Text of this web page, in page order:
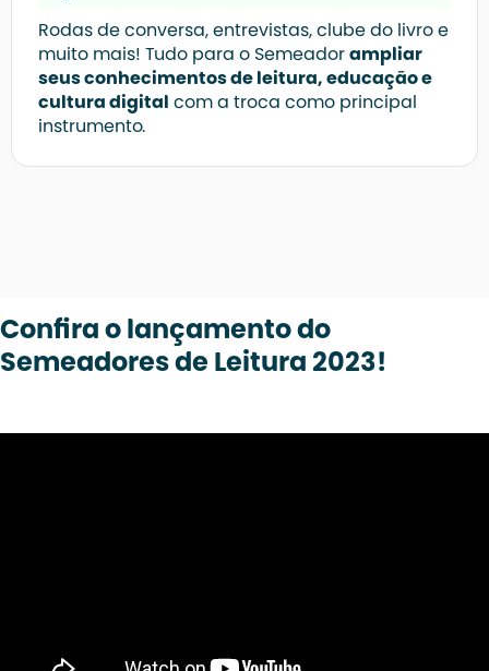
Rodas de conversa, entrevistas, clube do livro e
muito mais! Tudo para o Semeador ampliar
seus conhecimentos de leitura, educação e
cultura digital com a troca como principal
instrumento.
Confira o lançamento do
Semeadores de Leitura 2023!